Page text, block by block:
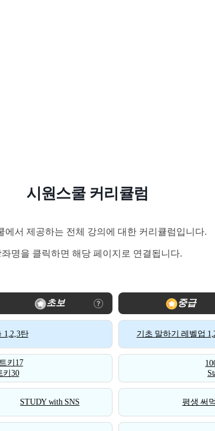
시원스쿨 커리큘럼
에서 제공하는 전체 강의에 대한 커리큘럼입니다.
좌명을 클릭하면 해당 페이지로 연결됩니다.
초보 중급
1,2,3탄 기초 말하기 레벨업
키17
키30
STUDY with SNS 평생 써